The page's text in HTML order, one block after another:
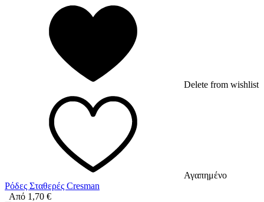
Delete from wishlist
Αγαπημένο
Ρόδες Σταθερές Cresman
Από 1,70 €